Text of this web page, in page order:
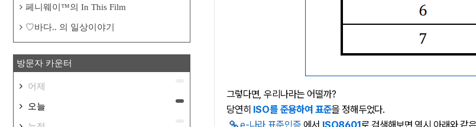
그렇다면, 우리나라는 어떨까?
당연히 ISO를 준용하여 표준을 정해두었다.
e-나라 표준인증 에서 ISO8601로 검색해보면 역시 아래와 같
페니웨이™의 In This Film
♡바다.. 의 일상이야기
방문자 카운터
어제
오늘